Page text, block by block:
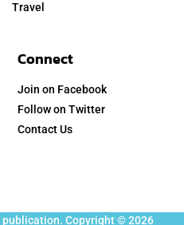
Travel
Connect
Join on Facebook
Follow on Twitter
Contact Us
Copyright © 2026